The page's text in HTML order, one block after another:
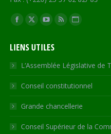
Trouvez nous sur :
Facebook
opens
in
new
window
X
opens
in
new
window
YouTube
opens
in
new
window
RSS
in
new
window
Site
opens
in
new
LIENS UTILES
L’Assemblée Législative de
Conseil constitutionnel
Grande chancellerie
Conseil Supérieur de la